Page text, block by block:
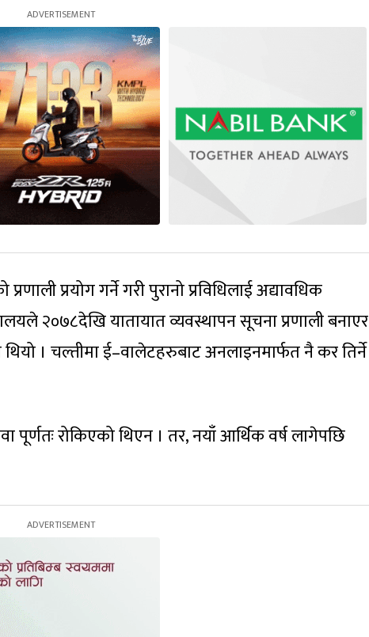
प्रयोग गर्ने गरी पुरानो प्रविधिलाई अद्यावधिक
२०७८देखि यातायात व्यवस्थापन सूचना प्रणाली बनाएर
। चल्तीमा ई–वालेटहरुबाट अनलाइनमार्फत नै कर तिर्ने
रोकिएको थिएन । तर, नयाँ आर्थिक वर्ष लागेपछि